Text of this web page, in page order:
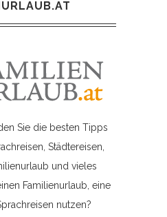
Sie die besten Tipps
Städtereisen,
und vieles
Familienurlaub, eine
nutzen?